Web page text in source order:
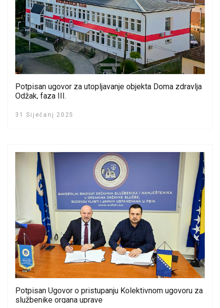
Potpisan ugovor za utopljavanje objekta Doma zdravlja
Odžak, faza III.
31 Siječanj 2025
Potpisan Ugovor o pristupanju Kolektivnom ugovoru za
službenike organa uprave